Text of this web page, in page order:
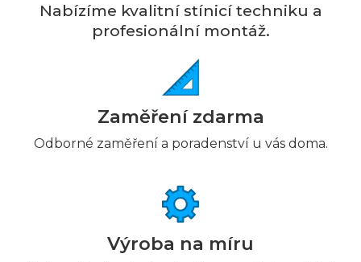
Nabízíme kvalitní stínicí techniku a
profesionální montáž.
Zaměření zdarma
Odborné zaměření a poradenství u vás doma.
Výroba na míru